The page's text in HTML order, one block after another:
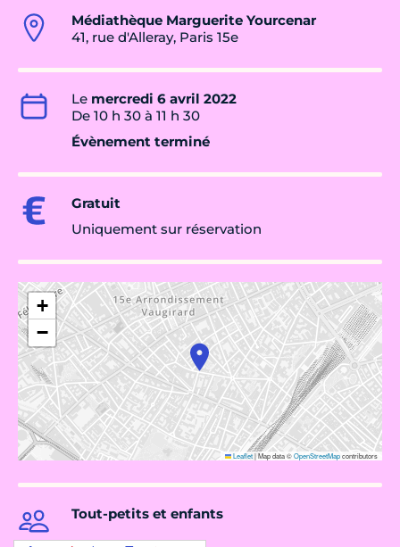
Médiathèque Marguerite Yourcenar
41, rue d'Alleray, Paris 15e
Le mercredi 6 avril 2022
De 10 h 30 à 11 h 30
Évènement terminé
Gratuit
Uniquement sur réservation
+
−
Leaflet|Map data ©OpenStreetMapcontributors
Tout-petits et enfants